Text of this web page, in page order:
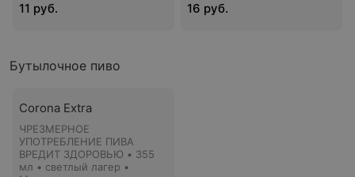
11 руб. 16 руб.
Бутылочное пиво
Corona Extra
ЧРЕЗМЕРНОЕ
УПОТРЕБЛЕНИЕ ПИВА
ВРЕДИТ ЗДОРОВЬЮ • 355
мл • светлый лагер •